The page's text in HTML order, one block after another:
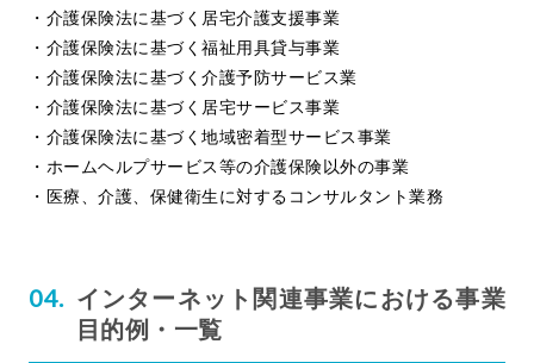
・介護保険法に基づく居宅介護支援事業
・介護保険法に基づく福祉用具貸与事業
・介護保険法に基づく介護予防サービス業
・介護保険法に基づく居宅サービス事業
・介護保険法に基づく地域密着型サービス事業
・ホームヘルプサービス等の介護保険以外の事業
・医療、介護、保健衛生に対するコンサルタント業務
インターネット関連事業における事業
目的例・一覧